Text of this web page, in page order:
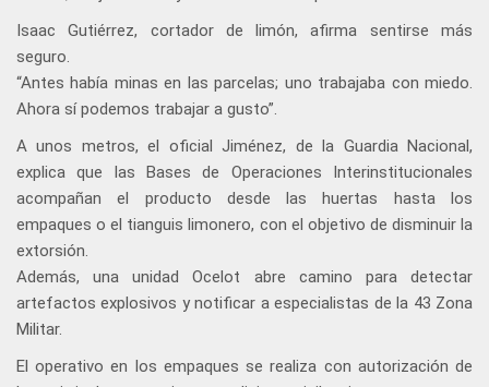
Isaac Gutiérrez, cortador de limón, afirma sentirse más
seguro.
“Antes había minas en las parcelas; uno trabajaba con miedo.
Ahora sí podemos trabajar a gusto”.
A unos metros, el oficial Jiménez, de la Guardia Nacional,
explica que las Bases de Operaciones Interinstitucionales
acompañan el producto desde las huertas hasta los
empaques o el tianguis limonero, con el objetivo de disminuir la
extorsión.
Además, una unidad Ocelot abre camino para detectar
artefactos explosivos y notificar a especialistas de la 43 Zona
Militar.
El operativo en los empaques se realiza con autorización de